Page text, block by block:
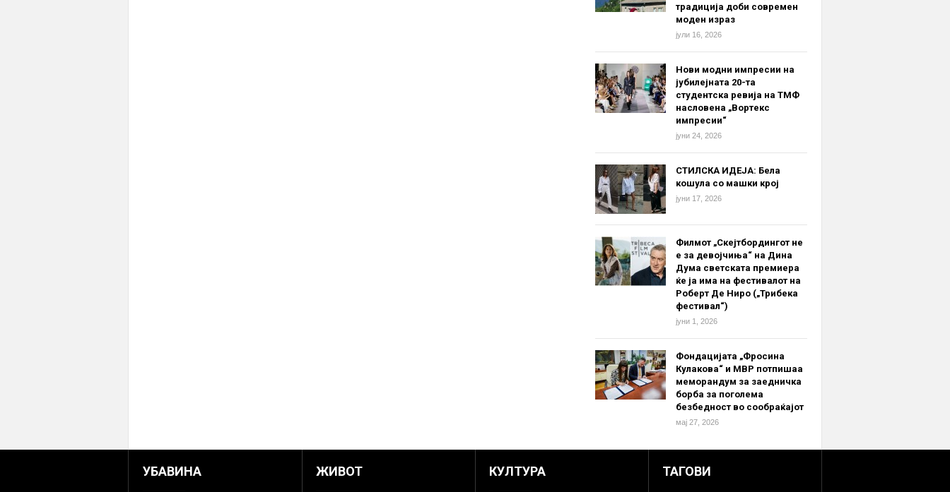
традиција доби современ
моден израз
јули 16, 2026
Нови модни импресии на
јубилејната 20-та
студентска ревија на ТМФ
насловена „Вортекс
импресии“
јуни 24, 2026
СТИЛСКА ИДЕЈА: Бела
кошула со машки крој
јуни 17, 2026
Филмот „Скејтбордингот не
е за девојчиња“ на Дина
Дума светската премиера
ќе ја има на фестивалот на
Роберт Де Ниро („Трибека
фестивал“)
јуни 1, 2026
Фондацијата „Фросина
Кулакова“ и МВР потпишаа
меморандум за заедничка
борба за поголема
безбедност во сообраќајот
мај 27, 2026
УБАВИНА ЖИВОТ КУЛТУРА ТАГОВИ